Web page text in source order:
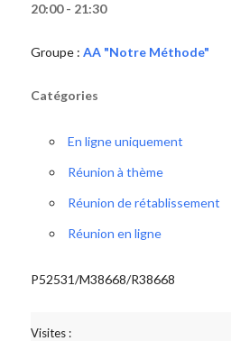
20:00 - 21:30
Groupe : AA "Notre Méthode"
Catégories
En ligne uniquement
Réunion à thème
Réunion de rétablissement
Réunion en ligne
P52531/M38668/R38668
Visites :